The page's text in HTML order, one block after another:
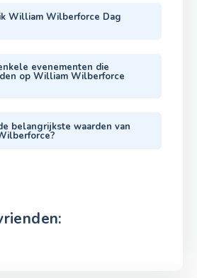
William Wilberforce Dag
evenementen die
op William Wilberforce
belangrijkste waarden van